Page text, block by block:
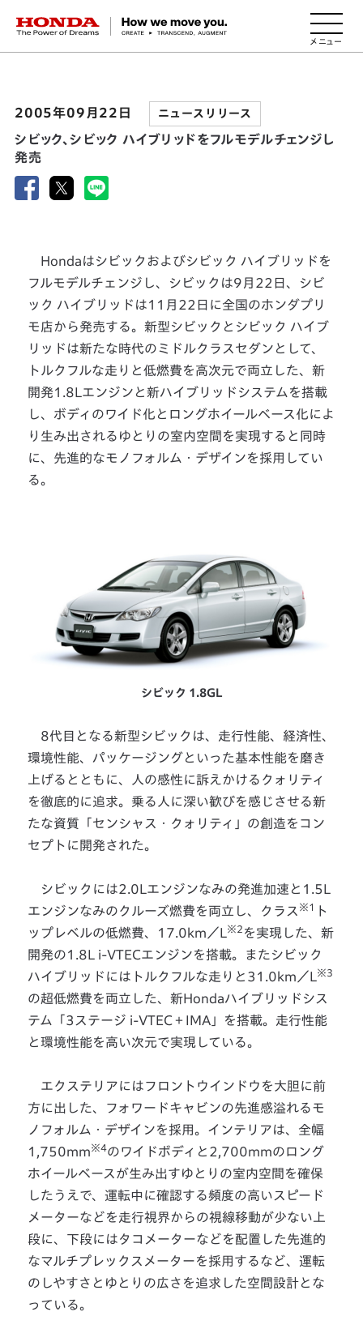
HONDA The Power of Dreams
2005年09月22日 ニュースリリース
シビック、シビック ハイブリッドをフルモデルチェンジし
発売
Hondaはシビックおよびシビック ハイブリッドを
フルモデルチェンジし、シビックは9月22日、シビ
ック ハイブリッドは11月22日に全国のホンダプリ
モ店から発売する。新型シビックとシビック ハイブ
リッドは新たな時代のミドルクラスセダンとして、
トルクフルな走りと低燃費を高次元で両立した、新
開発1.8Lエンジンと新ハイブリッドシステムを搭載
し、ボディのワイド化とロングホイールベース化によ
り生み出されるゆとりの室内空間を実現すると同時
に、先進的なモノフォルム・デザインを採用してい
る。
シビック 1.8GL
8代目となる新型シビックは、走行性能、経済性、
環境性能、パッケージングといった基本性能を磨き
上げるとともに、人の感性に訴えかけるクォリティ
を徹底的に追求。乗る人に深い歓びを感じさせる新
たな資質「センシャス・クォリティ」の創造をコン
セプトに開発された。
シビックには2.0Lエンジンなみの発進加速と1.5L
エンジンなみのクルーズ燃費を両立し、クラス ※1
ト
ップレベルの低燃費、17.0km／L※2 を実現した、新
開発の1.8L i-VTECエンジンを搭載。またシビック
ハイブリッドにはトルクフルな走りと31.0km／L※3
の超低燃費を両立した、新Hondaハイブリッドシス
テム「3ステージ i-VTEC＋IMA」を搭載。走行性能
と環境性能を高い次元で実現している。
エクステリアにはフロントウインドウを大胆に前
方に出した、フォワードキャビンの先進感溢れるモ
ノフォルム・デザインを採用。インテリアは、全幅
1,750mm※4のワイドボディと2,700mmのロング
ホイールベースが生み出すゆとりの室内空間を確保
したうえで、運転中に確認する頻度の高いスピード
メーターなどを走行視界からの視線移動が少ない上
段に、下段にはタコメーターなどを配置した先進的
なマルチプレックスメーターを採用するなど、運転
のしやすさとゆとりの広さを追求した空間設計とな
っている。